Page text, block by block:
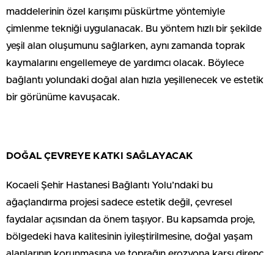
maddelerinin özel karışımı püskürtme yöntemiyle
çimlenme tekniği uygulanacak. Bu yöntem hızlı bir şekilde
yeşil alan oluşumunu sağlarken, aynı zamanda toprak
kaymalarını engellemeye de yardımcı olacak. Böylece
bağlantı yolundaki doğal alan hızla yeşillenecek ve estetik
bir görünüme kavuşacak.
DOĞAL ÇEVREYE KATKI SAĞLAYACAK
Kocaeli Şehir Hastanesi Bağlantı Yolu’ndaki bu
ağaçlandırma projesi sadece estetik değil, çevresel
faydalar açısından da önem taşıyor. Bu kapsamda proje,
bölgedeki hava kalitesinin iyileştirilmesine, doğal yaşam